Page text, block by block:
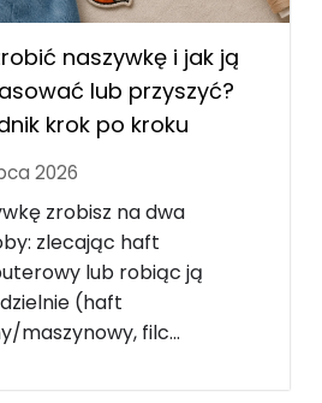
naszywkę i jak ją
lub przyszyć?
krok po kroku
2026
zrobisz na dwa
zlecając haft
lub robiąc ją
(haft
maszynowy, filc...